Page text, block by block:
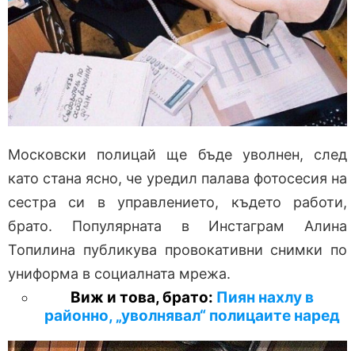
Московски полицай ще бъде уволнен, след
като стана ясно, че уредил палава фотосесия на
сестра си в управлението, където работи,
брато. Популярната в Инстаграм Алина
Топилина публикува провокативни снимки по
униформа в социалната мрежа.
Виж и това, брато: Пиян нахлу в
районно, „уволнявал“ полицаите наред